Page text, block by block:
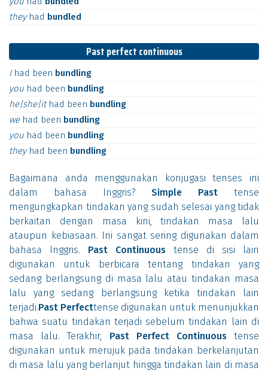
they had bundled
Past perfect continuous
I had been bundling
you had been bundling
he|she|it had been bundling
we had been bundling
you had been bundling
they had been bundling
Bagaimana anda menggunakan konjugasi tenses ini
dalam bahasa Inggris?Simple Past tense
mengungkapkan tindakan yang sudah selesai yang tidak
berkaitan dengan masa kini, tindakan masa lalu
ataupun kebiasaan. Ini sangat sering digunakan dalam
bahasa Inggris. Past Continuous tense di sisi lain
digunakan untuk berbicara tentang tindakan yang
sedang berlangsung di masa lalu atau tindakan masa
lalu yang sedang berlangsung ketika tindakan lain
terjadi.Past Perfecttense digunakan untuk menunjukkan
bahwa suatu tindakan terjadi sebelum tindakan lain di
masa lalu. Terakhir, Past Perfect Continuoustense
digunakan untuk merujuk pada tindakan berkelanjutan
di masa lalu yang berlanjut hingga tindakan lain di masa